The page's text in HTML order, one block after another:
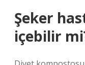
Şeker
içebilir